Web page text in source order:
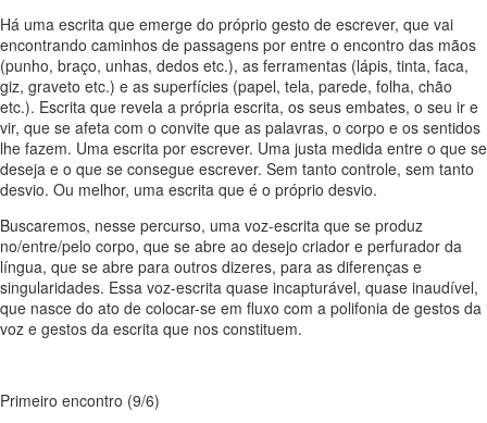
Há uma escrita que emerge do próprio gesto de escrever, que vai
encontrando caminhos de passagens por entre o encontro das mãos
(punho, braço, unhas, dedos etc.), as ferramentas (lápis, tinta, faca,
giz, graveto etc.) e as superfícies (papel, tela, parede, folha, chão
etc.). Escrita que revela a própria escrita, os seus embates, o seu ir e
vir, que se afeta com o convite que as palavras, o corpo e os sentidos
lhe fazem. Uma escrita por escrever. Uma justa medida entre o que se
deseja e o que se consegue escrever. Sem tanto controle, sem tanto
desvio. Ou melhor, uma escrita que é o próprio desvio.
Buscaremos, nesse percurso, uma voz-escrita que se produz
no/entre/pelo corpo, que se abre ao desejo criador e perfurador da
língua, que se abre para outros dizeres, para as diferenças e
singularidades. Essa voz-escrita quase incapturável, quase inaudível,
que nasce do ato de colocar-se em fluxo com a polifonia de gestos da
voz e gestos da escrita que nos constituem.
Primeiro encontro (9/6)